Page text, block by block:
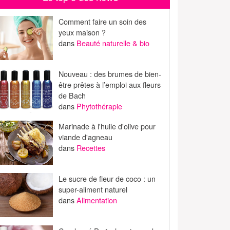
Comment faire un soin des
yeux maison ?
dans Beauté naturelle & bio
Nouveau : des brumes de bien-
être prêtes à l’emploi aux fleurs
de Bach
dans Phytothérapie
Marinade à l'huile d'olive pour
viande d'agneau
dans Recettes
Le sucre de fleur de coco : un
super-aliment naturel
dansAlimentation